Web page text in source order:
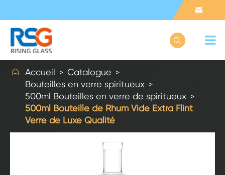


 Accueil
Catalogue
Bouteilles en verre spiritueux
500ml Bouteilles en verre de spiritueux
500ml Bouteille de Rhum Vide Extra Flint
Verre de Luxe Qualité